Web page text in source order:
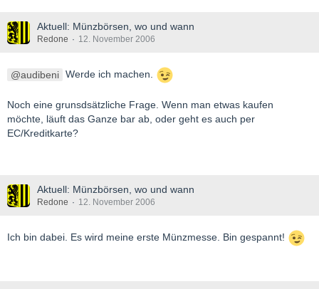
Aktuell: Münzbörsen, wo und wann
Redone 12. November 2006
audibeni Werde ich machen.
Noch eine grunsdsätzliche Frage. Wenn man etwas kaufen
möchte, läuft das Ganze bar ab, oder geht es auch per
EC/Kreditkarte?
Aktuell: Münzbörsen, wo und wann
Redone 12. November 2006
Ich bin dabei. Es wird meine erste Münzmesse. Bin gespannt!